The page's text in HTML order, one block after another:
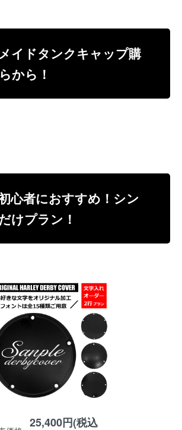
イドタンクキャップ購
から！
心者におすすめ！シン
けプラン！
25,400円(税込